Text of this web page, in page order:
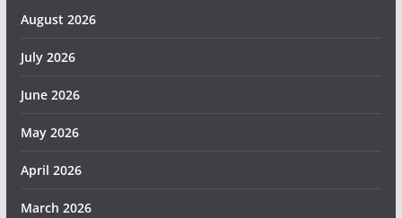
August 2026
July 2026
June 2026
May 2026
April 2026
March 2026